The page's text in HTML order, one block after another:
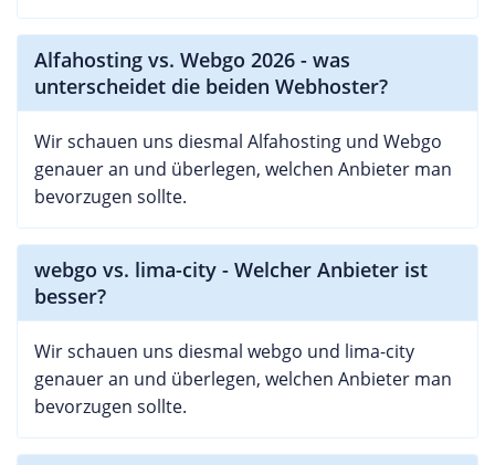
Alfahosting vs. Webgo 2026 - was
unterscheidet die beiden Webhoster?
Wir schauen uns diesmal Alfahosting und Webgo
genauer an und überlegen, welchen Anbieter man
bevorzugen sollte.
webgo vs. lima-city - Welcher Anbieter ist
besser?
Wir schauen uns diesmal webgo und lima-city
genauer an und überlegen, welchen Anbieter man
bevorzugen sollte.